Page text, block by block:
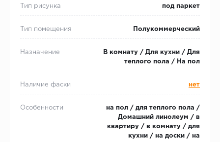
Тип рисунка под паркет
Тип помещения Полукоммерческий
Назначение
В комнату / Для кухни / Для
теплого пола / На пол
Наличие фаски нет
Особенности
на пол / для теплого пола /
Домашний линолеум / в
квартиру / в комнату / для
кухни / на доски / на